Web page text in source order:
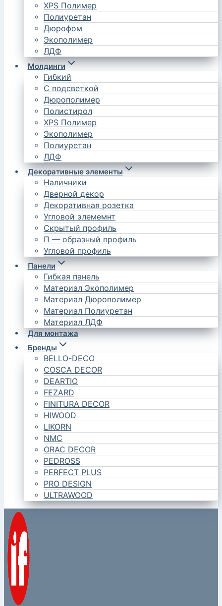
XPS Полимер
Полиуретан
Дюрофом
Экополимер
ЛДФ
Молдинги
Гибкий
С подсветкой
Дюрополимер
Полистирол
XPS Полимер
Экополимер
Полиуретан
ЛДФ
Декоративные элементы
Наличники
Дверной декор
Декоративная розетка
Угловой элемемнт
Скрытый профиль
П — образный профиль
Угловой профиль
Панели
Гибкая панель
Материал Экополимер
Материал Дюрополимер
Материал Полиуретан
Материал ЛДФ
Для монтажа
Бренды
BELLO-DECO
COSCA DECOR
DEARTIO
FEZARD
FINITURA DECOR
HIWOOD
LIKORN
NMC
ORAC DECOR
PEDROSS
PERFECT PLUS
PRO DESIGN
ULTRAWOOD